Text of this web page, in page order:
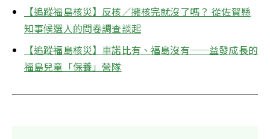
【追蹤福島核災】反核／擁核完就沒了嗎？ 從佐賀縣
知事候選人的問卷調查談起
【追蹤福島核災】車諾比有、福島沒有──益發成長的
福島兒童「保養」營隊